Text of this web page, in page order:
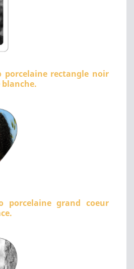
porcelaine rectangle noir
porcelaine grand coeur